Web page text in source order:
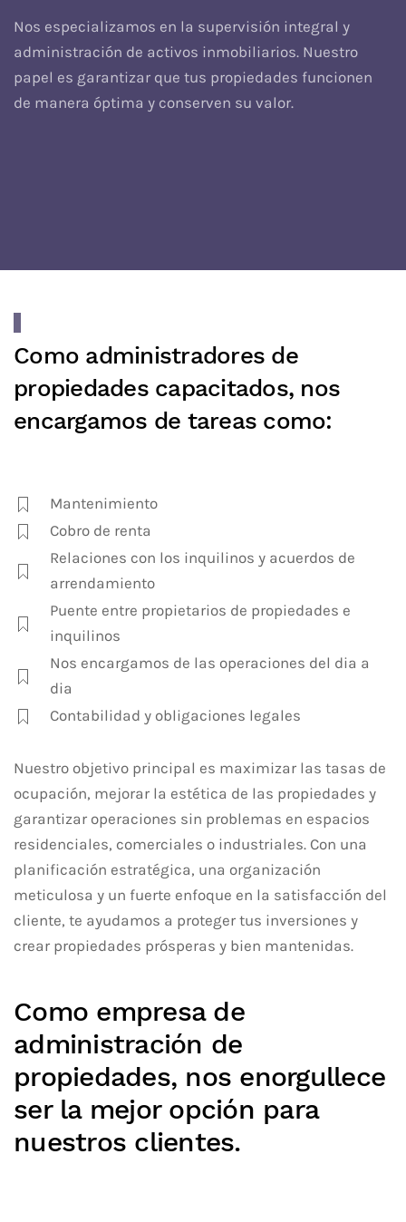
Nos especializamos en la supervisión integral y
administración de activos inmobiliarios. Nuestro
papel es garantizar que tus propiedades funcionen
de manera óptima y conserven su valor.
Como administradores de
propiedades capacitados, nos
encargamos de tareas como:
Mantenimiento
Cobro de renta
Relaciones con los inquilinos y acuerdos de
arrendamiento
Puente entre propietarios de propiedades e
inquilinos
Nos encargamos de las operaciones del dia a
dia
Contabilidad y obligaciones legales
Nuestro objetivo principal es maximizar las tasas de
ocupación, mejorar la estética de las propiedades y
garantizar operaciones sin problemas en espacios
residenciales, comerciales o industriales. Con una
planificación estratégica, una organización
meticulosa y un fuerte enfoque en la satisfacción del
cliente, te ayudamos a proteger tus inversiones y
crear propiedades prósperas y bien mantenidas.
Como empresa de
administración de
propiedades, nos enorgullece
ser la mejor opción para
nuestros clientes.